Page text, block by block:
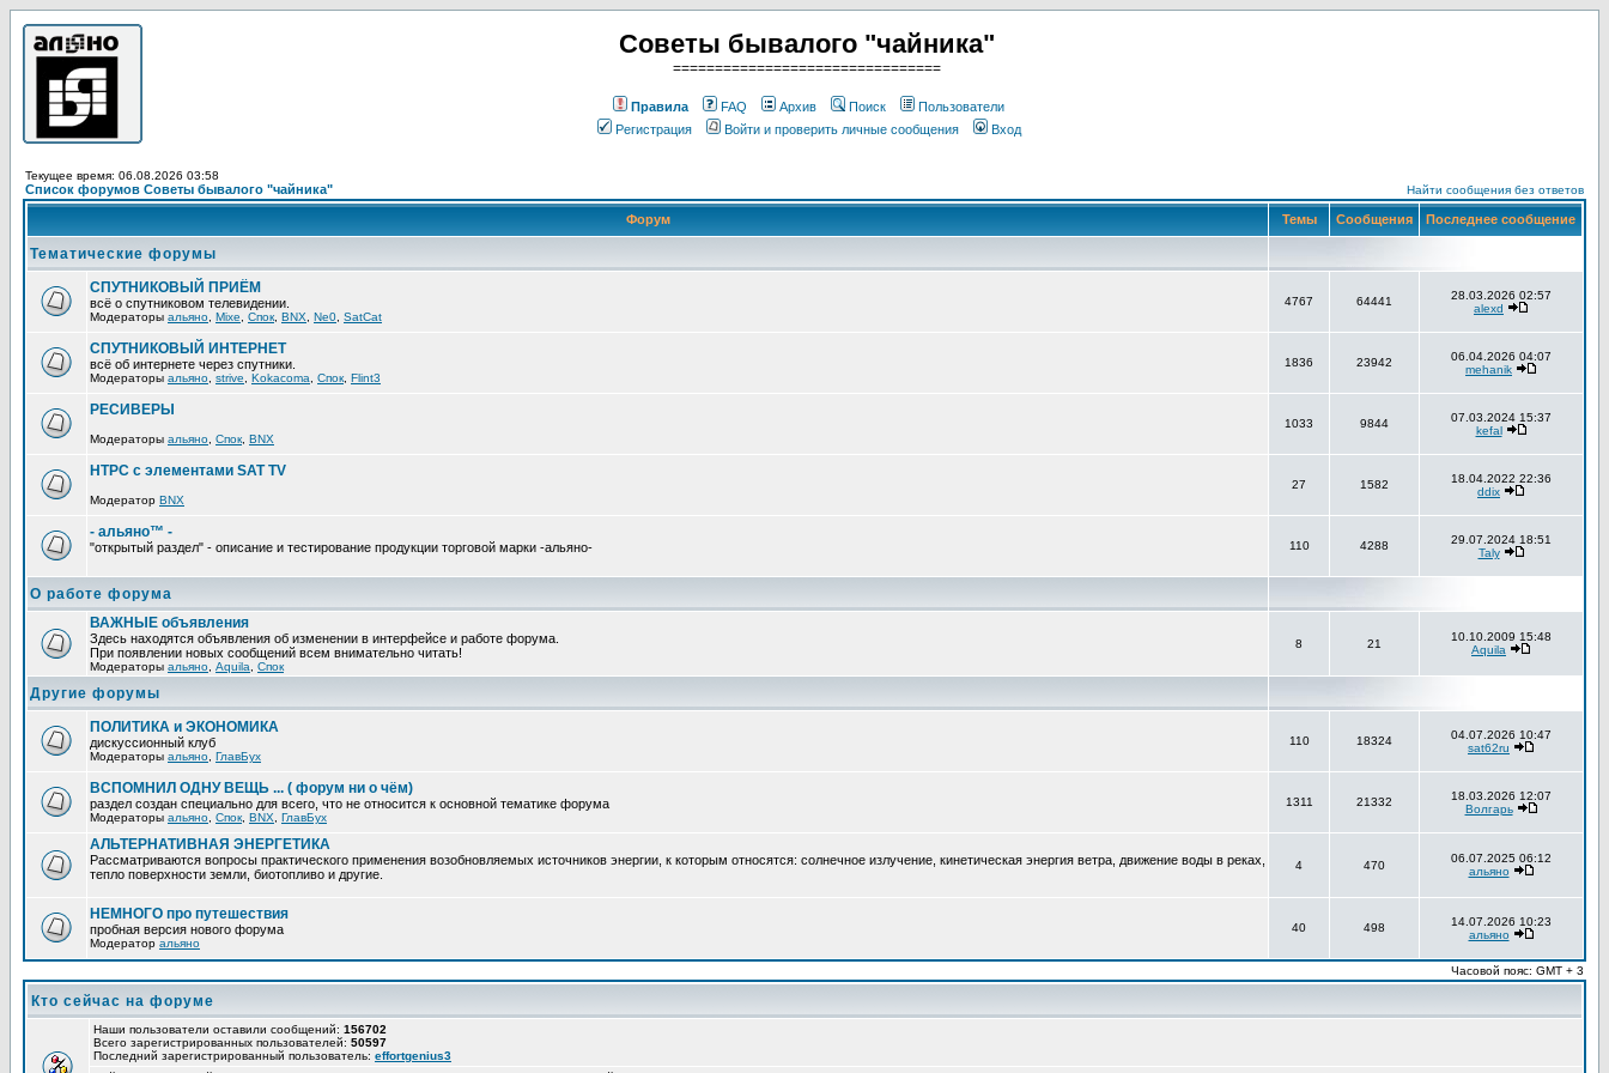
Советы бывалого "чайника"
================================
Правила FAQ Архив Поиск
Пользователи
Регистрация
Войти и проверить личные сообщения Вход
Текущее время: 06.08.2026 03:58
Список форумов Советы бывалого "чайника" Найти сообщения без ответов
Форум Темы Сообщения Последнее сообщение
Тематические форумы
СПУТНИКОВЫЙ ПРИЁМ
всё о спутниковом телевидении.
Модераторы альяно Mixe Спок BNX Ne0 SatCat
4767 64441
28.03.2026 02:57
alexd
СПУТНИКОВЫЙ ИНТЕРНЕТ
всё об интернете через спутники.
Модераторы альяно strive Kokacoma Спок Flint3
1836 23942
06.04.2026 04:07
mehanik
РЕСИВЕРЫ
Модераторы альяно Спок BNX
1033 9844
07.03.2024 15:37
kefal
HTPC с элементами SAT TV
Модератор BNX
27 1582
18.04.2022 22:36
ddix
- альяно™ -
"открытый раздел" - описание и тестирование продукции торговой марки -альяно- 110 4288
29.07.2024 18:51
Taly
О работе форума
ВАЖНЫЕ объявления
Здесь находятся объявления об изменении в интерфейсе и работе форума.
При появлении новых сообщений всем внимательно читать!
Модераторы альяно Aquila Спок
8 21
10.10.2009 15:48
Aquila
Другие форумы
ПОЛИТИКА и ЭКОНОМИКА
дискуссионный клуб
Модераторы альяно ГлавБух
110 18324
04.07.2026 10:47
sat62ru
ВСПОМНИЛ ОДНУ ВЕЩЬ ... ( форум ни о чём)
раздел создан специально для всего, что не относится к основной тематике форума
Модераторы альяно Спок BNX ГлавБух
1311 21332
18.03.2026 12:07
Волгарь
АЛЬТЕРНАТИВНАЯ ЭНЕРГЕТИКА
Рассматриваются вопросы практического применения возобновляемых источников энергии, к которым относятся: солнечное излучение, кинетическая энергия ветра, движение воды в реках,
тепло поверхности земли, биотопливо и другие.
4 470
06.07.2025 06:12
альяно
НЕМНОГО про путешествия
пробная версия нового форума
Модератор альяно
40 498
14.07.2026 10:23
альяно
Часовой пояс: GMT + 3
Кто сейчас на форуме
Наши пользователи оставили сообщений: 156702
Всего зарегистрированных пользователей: 50597
Последний зарегистрированный пользователь: effortgenius3